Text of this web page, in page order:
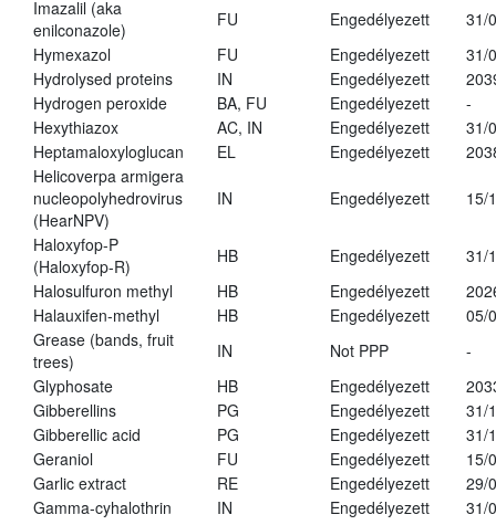
Imazalil (aka
enilconazole)
FU Engedélyezett
31/
Hymexazol
FU Engedélyezett
31/
Hydrolysed proteins
IN Engedélyezett
Hydrogen peroxide
BA, FU Engedélyezett
-
Hexythiazox
AC, IN Engedélyezett
31/
Heptamaloxyloglucan
EL Engedélyezett
Helicoverpa armigera
nucleopolyhedrovirus
(HearNPV)
IN Engedélyezett 15/
Haloxyfop-P
(Haloxyfop-R)
HB Engedélyezett
31/
Halosulfuron methyl
HB Engedélyezett
Halauxifen-methyl
HB Engedélyezett
05/
Grease (bands, fruit
trees)
IN Not PPP
-
Glyphosate
HB Engedélyezett
Gibberellins
PG Engedélyezett
31/
Gibberellic acid
PG Engedélyezett
31/
Geraniol
FU Engedélyezett
15/
Garlic extract
RE Engedélyezett
29/
Gamma-cyhalothrin
IN Engedélyezett
31/